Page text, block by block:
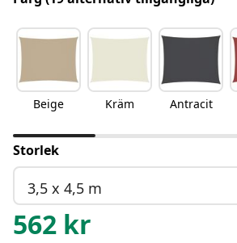
Beige Kräm Antracit
Storlek
3,5 x 4,5 m
562 kr